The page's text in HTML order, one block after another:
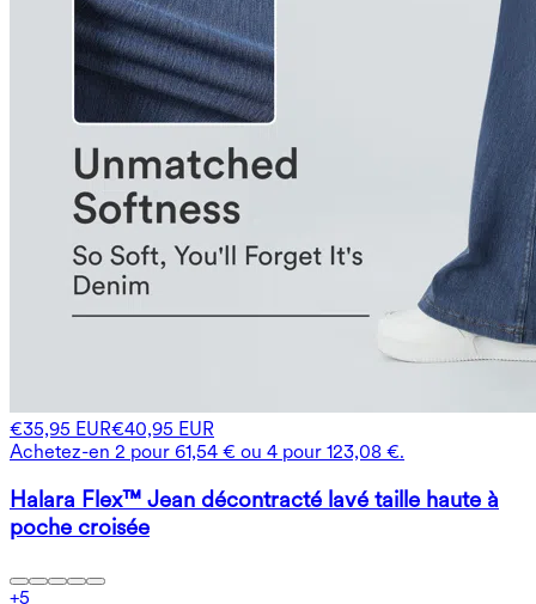
€35,95 EUR€40,95 EUR
Achetez-en 2 pour 61,54 € ou 4 pour 123,08 €.
Halara Flex™ Jean décontracté lavé taille haute à
poche croisée
+5